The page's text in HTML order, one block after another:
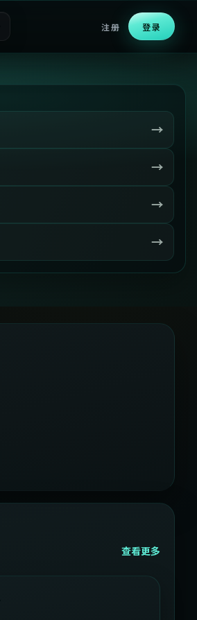
注册 登录
→
→
→
→
查看更多
2:05:21